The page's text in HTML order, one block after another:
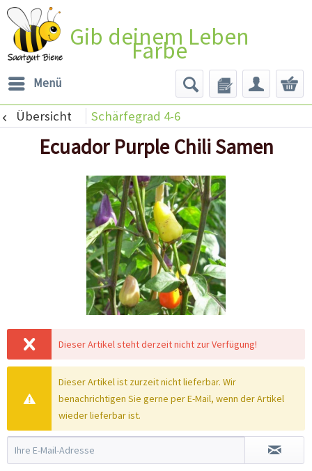
Gib deinem Leben
Farbe
Menü
Übersicht Schärfegrad 4-6
Ecuador Purple Chili Samen
Dieser Artikel steht derzeit nicht zur Verfügung!
Dieser Artikel ist zurzeit nicht lieferbar. Wir
benachrichtigen Sie gerne per E-Mail, wenn der Artikel
wieder lieferbar ist.